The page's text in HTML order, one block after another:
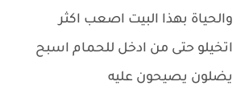
والحياة بهذا البيت اصعب اكثر
اتخيلو حتى من ادخل للحمام اسبح
يضلون يصيحون عليه